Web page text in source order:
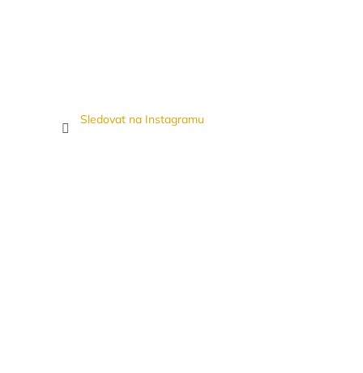
Sledovat na Instagramu